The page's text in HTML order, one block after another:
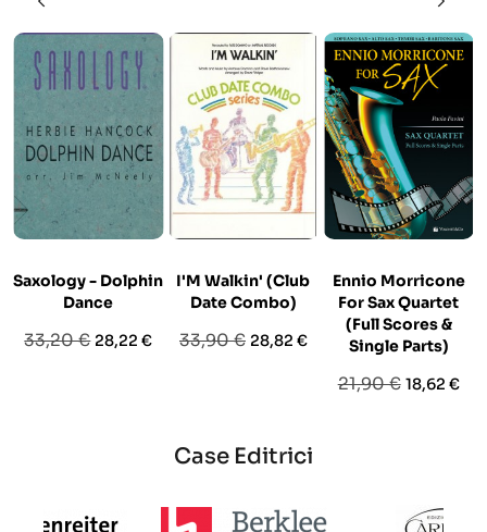
Saxology - Dolphin
Dance
Prezzo
33,20 € Prezzo
28,22 €
I'M Walkin' (Club
Date Combo)
Prezzo
33,90 € Prezzo
28,82 €
Ennio Morricone
For Sax Quartet
(Full Scores &
Single Parts)
Prezzo
21,90 € Prezzo
18,62 €
Case Editrici